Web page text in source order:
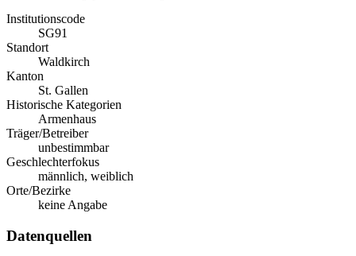
Institutionscode
SG91
Standort
Waldkirch
Kanton
St. Gallen
Historische Kategorien
Armenhaus
Träger/Betreiber
unbestimmbar
Geschlechterfokus
männlich, weiblich
Orte/Bezirke
keine Angabe
Datenquellen